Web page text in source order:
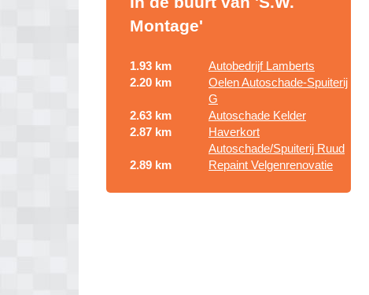
Montage'
1.93 km
Autobedrijf Lamberts
2.20 km
Oelen Autoschade-Spuiterij
G
2.63 km
Autoschade Kelder
2.87 km
Haverkort
Autoschade/Spuiterij Ruud
2.89 km
Repaint Velgenrenovatie